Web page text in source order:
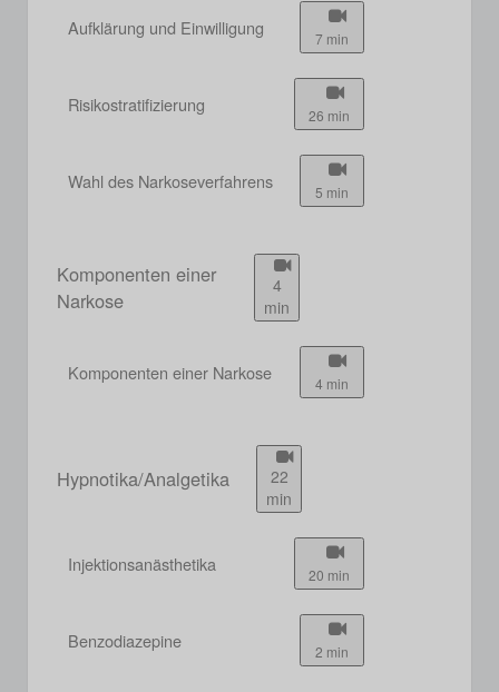
Aufklärung und Einwilligung 7 min
Risikostratifizierung 26 min
Wahl des Narkoseverfahrens 5 min
Komponenten einer
Narkose
4
min
Komponenten einer Narkose 4 min
Hypnotika/Analgetika
22
min
Injektionsanästhetika 20 min
Benzodiazepine 2 min